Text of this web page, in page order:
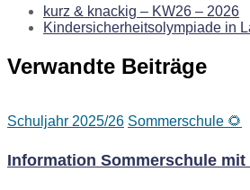
kurz & knackig – KW26 – 2026
Kindersicherheitsolympiade in
Verwandte Beiträge
Schuljahr 2025/26 Sommerschule 🌻
Information Sommerschule